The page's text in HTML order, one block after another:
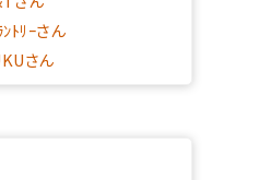
ﾄﾘｰさん
さん